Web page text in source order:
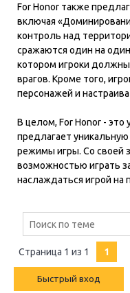
For Honor также
включая
контроль над
сражаются один на
котором игроки
врагов. Кроме того,
персонажей и
В целом, For Honor - это
предлагает
режимы игры. Со своей
возможностью играть
наслаждаться игрой на
Страница 1 из 1 1